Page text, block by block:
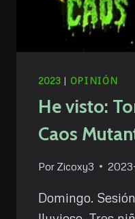
2023 | OPINIÓN
He visto:
Caos
Por Zicoxy3
Domingo.